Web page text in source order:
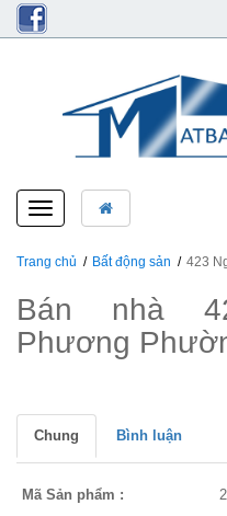
Toggle
navigation
Trang chủ Bất động sản 423
Bán nhà
Phương
Chung Bình luận
Mã Sản phẩm :